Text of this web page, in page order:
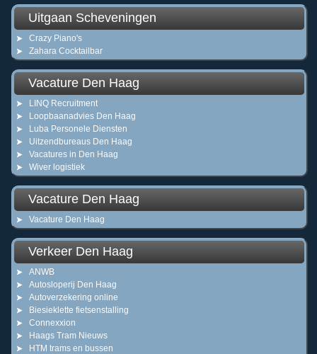
Uitgaan Scheveningen
Crazy Piano's
Zahara Cocktailbar
Vacature Den Haag
LINQ Recruitment
Loopbaanadvies Den Haag
Luba Personele Diensten
Uitzendbureaus Den Haag
Vacatures in Den Haag
Wiver logistiek
Vacature Den Haag
Vacature Den Haag
Verkeer Den Haag
ANWB
Autosloperij Den Haag
Autoverzekering online
Biesieklette fietsenstalling
Connexxion
Haags Tram Nieuws
HTM trams en bussen